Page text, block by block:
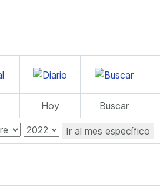
Hoy Buscar
Ir al mes específico